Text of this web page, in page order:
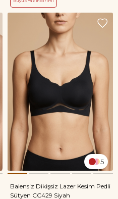
5
Balensiz Dikişsiz Lazer Kesim Pedli
Sütyen CC429 Siyah